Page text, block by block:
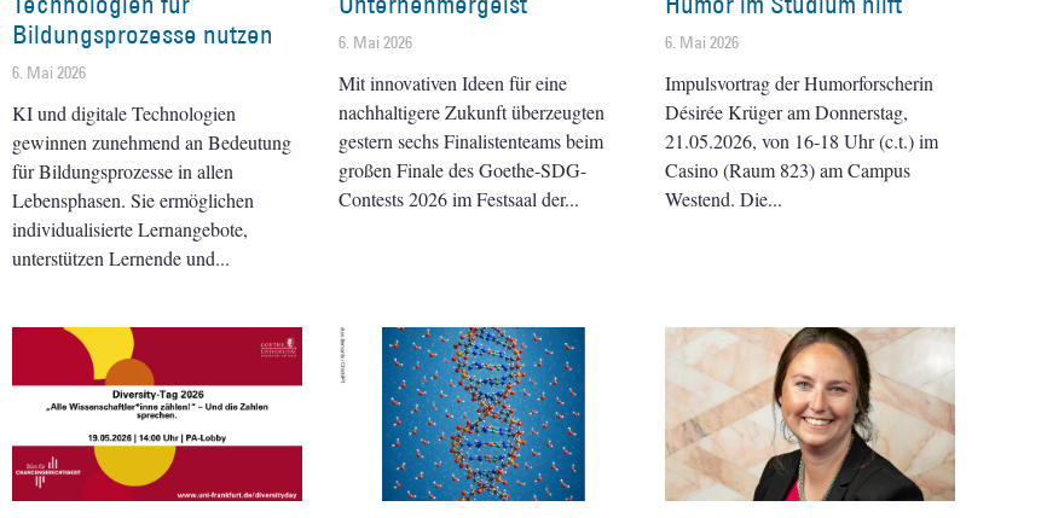
Bildungsprozesse nutzen
6. Mai 2026
KI und digitale Technologien
gewinnen zunehmend an Bedeutung
für Bildungsprozesse in allen
Lebensphasen. Sie ermöglichen
individualisierte Lernangebote,
unterstützen Lernende und
6. Mai 2026
Mit innovativen Ideen für eine
nachhaltigere Zukunft überzeugten
gestern sechs Finalistenteams beim
großen Finale des Goethe-SDG-
Contests 2026 im Festsaal der
6. Mai 2026
Impulsvortrag der Humorforscherin
Désirée Krüger am Donnerstag,
21.05.2026, von 16-18 Uhr (c.t.) im
Casino (Raum 823) am Campus
Westend. Die